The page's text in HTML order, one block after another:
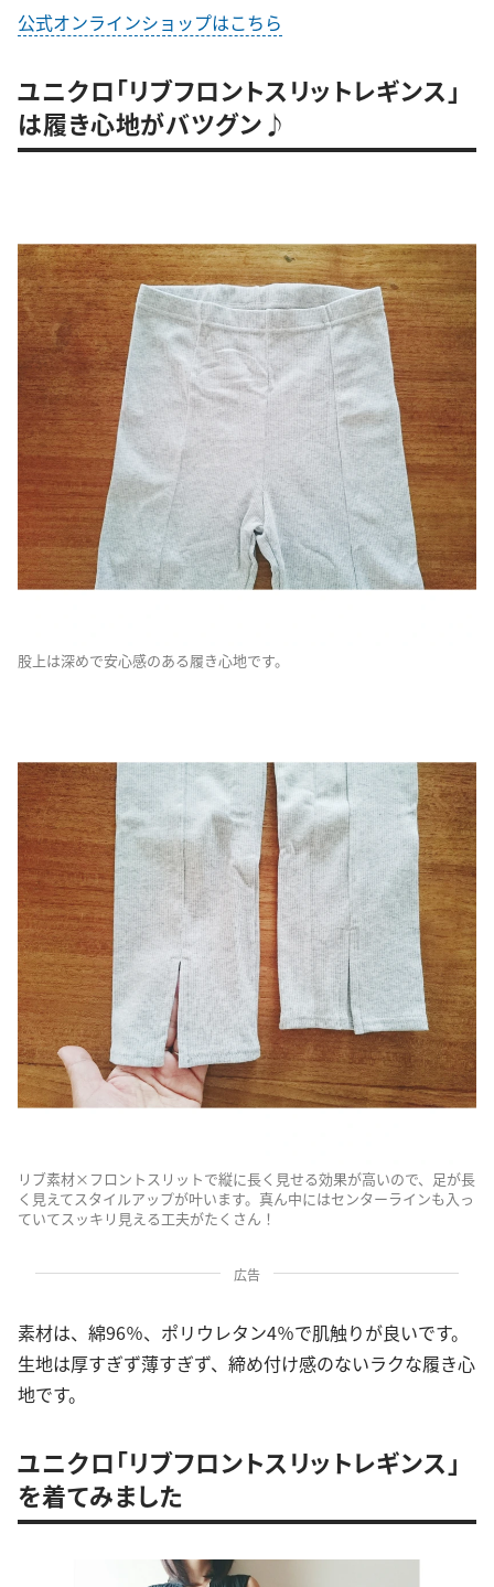
公式オンラインショップはこちら
ユニクロ「リブフロントスリットレギンス」
は履き心地がバツグン♪
股上は深めで安心感のある履き心地です。
リブ素材×フロントスリットで縦に長く見せる効果が高いので、足が長
く見えてスタイルアップが叶います。真ん中にはセンターラインも入っ
ていてスッキリ見える工夫がたくさん！
広告
素材は、綿96％、ポリウレタン4％で肌触りが良いです。
生地は厚すぎず薄すぎず、締め付け感のないラクな履き心
地です。
ユニクロ「リブフロントスリットレギンス」
を着てみました